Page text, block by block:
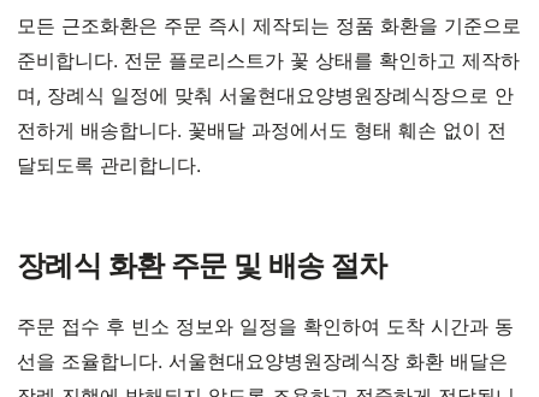
모든 근조화환은 주문 즉시 제작되는 정품 화환을 기준으로
준비합니다. 전문 플로리스트가 꽃 상태를 확인하고 제작하
며, 장례식 일정에 맞춰 서울현대요양병원장례식장으로 안
전하게 배송합니다. 꽃배달 과정에서도 형태 훼손 없이 전
달되도록 관리합니다.
장례식 화환 주문 및 배송 절차
주문 접수 후 빈소 정보와 일정을 확인하여 도착 시간과 동
선을 조율합니다. 서울현대요양병원장례식장 화환 배달은